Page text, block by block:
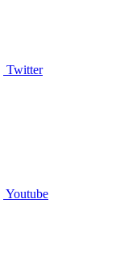
Twitter
Youtube